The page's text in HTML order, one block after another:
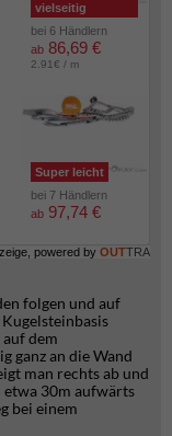
vielseitig
bei 6 Händlern
ab 86,69 €
2.91€ / m
Super leicht
bei 7 Händlern
ab 97,74 €
powered by OUTTRA
folgen und auf
dem
ganz an die Wand
man rechts ab und
etwa 30m aufwärts
bei einem